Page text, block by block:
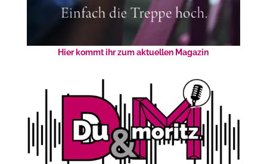
Hier kommt ihr zum aktuellen Magazin